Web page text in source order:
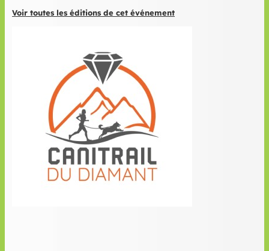
Voir toutes les éditions de cet événement